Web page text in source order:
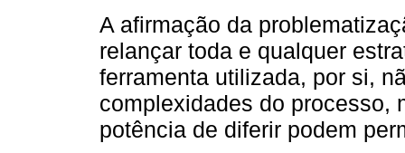
A afirmação da
relançar toda e qualquer
ferramenta utilizada, por si,
complexidades do processo,
potência de diferir podem